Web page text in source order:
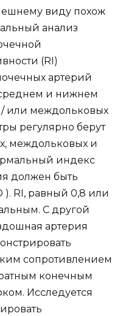
виду похож
анализ
(RI)
артерий
и нижнем
/ или междольковых
регулярно берут
междольковых и
индекс
должен быть
). RI, равный 0,8 или
С другой
артерия
сопротивлением
конечным
Исследуется